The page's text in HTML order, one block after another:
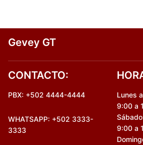
Gevey GT
CONTACTO:
PBX: +502 4444-4444
WHATSAPP: +502 3333-
3333
Lunes
9:00 a
9:00 a